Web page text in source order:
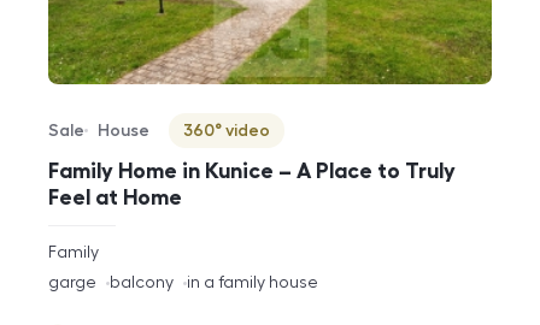
Family Home in Kunice – A Place to Truly
Feel at Home
Offer type
Sale
Property type
House
Virtuální prohlídka
360° video
rozměry
disposition
Family
funkce
garge balcony in a family house